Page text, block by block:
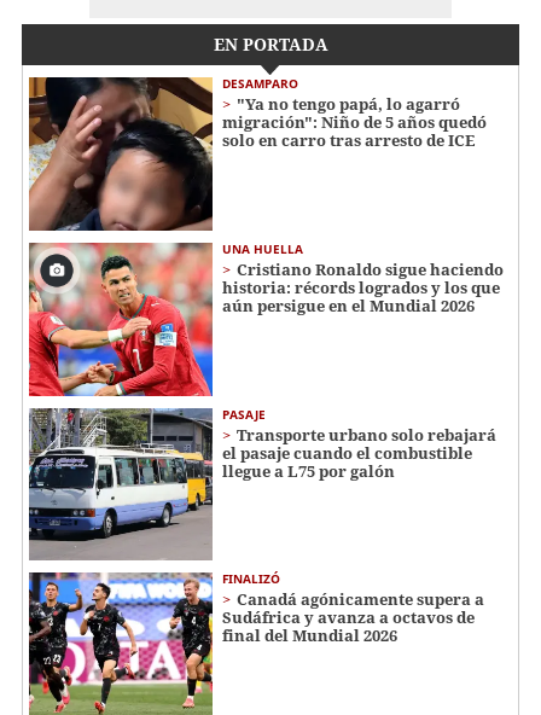
EN PORTADA
DESAMPARO
"Ya no tengo papá, lo agarró
migración": Niño de 5 años quedó
solo en carro tras arresto de ICE
UNA HUELLA
Cristiano Ronaldo sigue haciendo
historia: récords logrados y los que
aún persigue en el Mundial 2026
PASAJE
Transporte urbano solo rebajará
el pasaje cuando el combustible
llegue a L75 por galón
FINALIZÓ
Canadá agónicamente supera a
Sudáfrica y avanza a octavos de
final del Mundial 2026